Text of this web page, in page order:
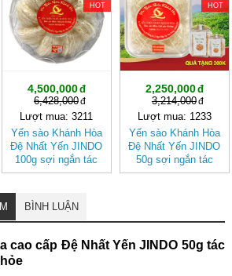
HOT
4,500,000
6,428,000
Lượt mua: 3211
Yến sào Khánh Hòa
Đệ Nhất Yến JINDO
100g sợi ngắn tác
dụng tốt cho sức
HOT
2,250,000
3,214,000
Lượt mua: 1233
Yến sào Khánh Hòa
Đệ Nhất Yến JINDO
50g sợi ngắn tác
dụng tốt cho sức
BÌNH LUẬN
cao cấp Đệ Nhất Yến JINDO 50g tác